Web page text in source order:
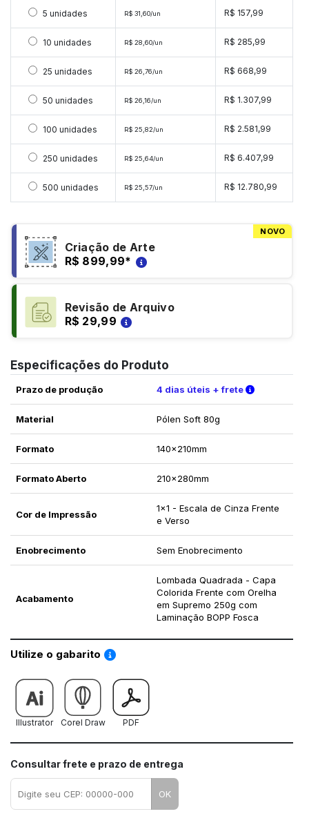
Selecionar 5 unidades
5 unidades R$ 31,60/un R$ 157,99
Selecionar 10 unidades
10 unidades R$ 28,60/un R$ 285,99
Selecionar 25 unidades
25 unidades R$ 26,76/un R$ 668,99
Selecionar 50 unidades
50 unidades R$ 26,16/un R$ 1.307,99
Selecionar 100 unidades
100 unidades R$ 25,82/un R$ 2.581,99
Selecionar 250 unidades
250 unidades R$ 25,64/un R$ 6.407,99
Selecionar 500 unidades
500 unidades R$ 25,57/un R$ 12.780,99
NOVO
Criação de Arte
R$ 899,99*
Revisão de Arquivo
R$ 29,99
Especificações do Produto
Prazo de produção 4 dias úteis + frete Verifique
Material Pólen Soft 80g
Formato 140x210mm
Formato Aberto 210x280mm
Cor de Impressão
1x1 - Escala de Cinza Frente
e Verso
Enobrecimento Sem Enobrecimento
Acabamento
Lombada Quadrada - Capa
Colorida Frente com Orelha
em Supremo 250g com
Laminação BOPP Fosca
Utilize o gabarito Saiba como utilizar os nossos gabaritos
Illustrator Corel Draw PDF
Consultar frete e prazo de entrega
OK